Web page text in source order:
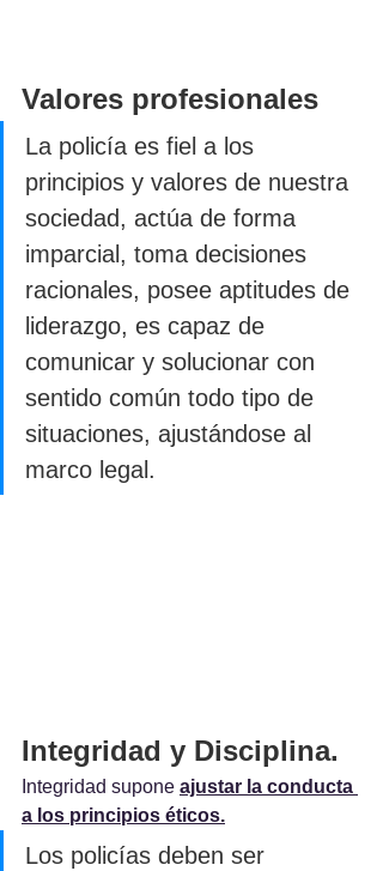
Valores profesionales
La policía es fiel a los
principios y valores de nuestra
sociedad, actúa de forma
imparcial, toma decisiones
racionales, posee aptitudes de
liderazgo, es capaz de
comunicar y solucionar con
sentido común todo tipo de
situaciones, ajustándose al
marco legal.
Integridad y Disciplina.
Integridad supone ajustar la conducta
a los principios éticos.
Los policías deben ser